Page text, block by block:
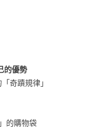
全新的生活維度。如
生活中，就可以告別
態。僅僅應用「提前
慣提升到一個新的層
間不足；如果你真心
果；如果你有很多想
；如果你想改掉總是
與生活的平衡，不妨
的優勢
奇蹟規律」
的購物袋